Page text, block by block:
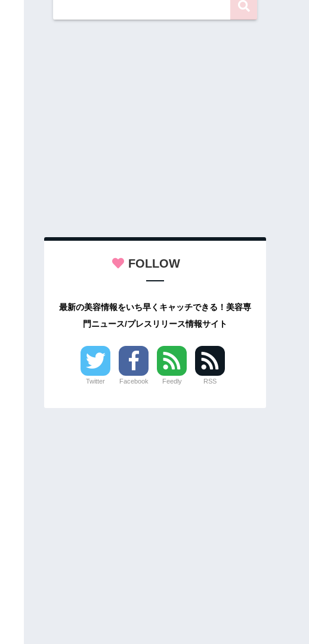
FOLLOW
最新の美容情報をいち早くキャッチできる！美容専
門ニュース/プレスリリース情報サイト
Twitter Facebook Feedly RSS